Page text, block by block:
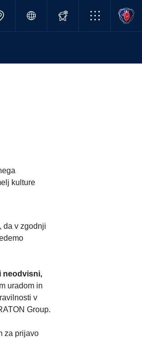
kulture
da v zgodnji
neodvisni,
uradom in
v
Group.
za prijavo